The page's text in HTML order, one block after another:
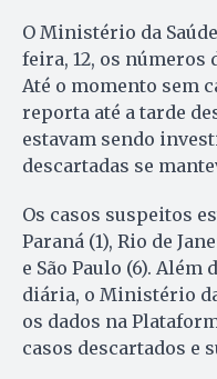
O Ministério da
feira, 12, os números
Até o momento sem
reporta até a tarde
estavam sendo
descartadas se
Os casos suspeitos
Paraná (1), Rio de
e São Paulo (6).
diária, o Ministério
os dados na
casos descartados e